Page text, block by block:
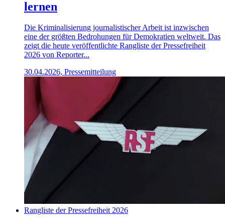
lernen
Die Kriminalisierung journalistischer Arbeit ist inzwischen
eine der größten Bedrohungen für Demokratien weltweit. Das
zeigt die heute veröffentlichte Rangliste der Pressefreiheit
2026 von Reporter...
30.04.2026, Pressemitteilung
Rangliste der Pressefreiheit 2026